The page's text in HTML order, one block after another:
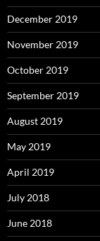
December 2019
November 2019
October 2019
September 2019
August 2019
May 2019
April 2019
July 2018
June 2018